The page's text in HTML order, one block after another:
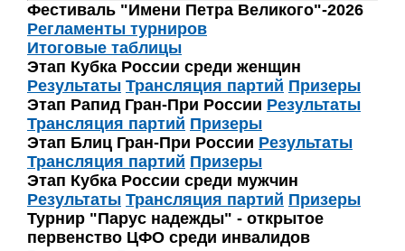
Фестиваль "Имени Петра Великого"-2026
Регламенты турниров
Итоговые таблицы
Этап Кубка России среди женщин
Результаты Трансляция партий Призеры
Этап Рапид Гран-При России Результаты
Трансляция партий Призеры
Этап Блиц Гран-При России Результаты
Трансляция партий Призеры
Этап Кубка России среди мужчин
Результаты Трансляция партий Призеры
Турнир "Парус надежды" - открытое
первенство ЦФО среди инвалидов